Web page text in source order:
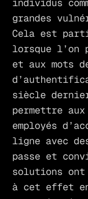
individus
grandes
Cela est
lorsque l’on
et aux mots
siècle
permettre
employés
ligne avec
passe et
solutions ont
à cet effet